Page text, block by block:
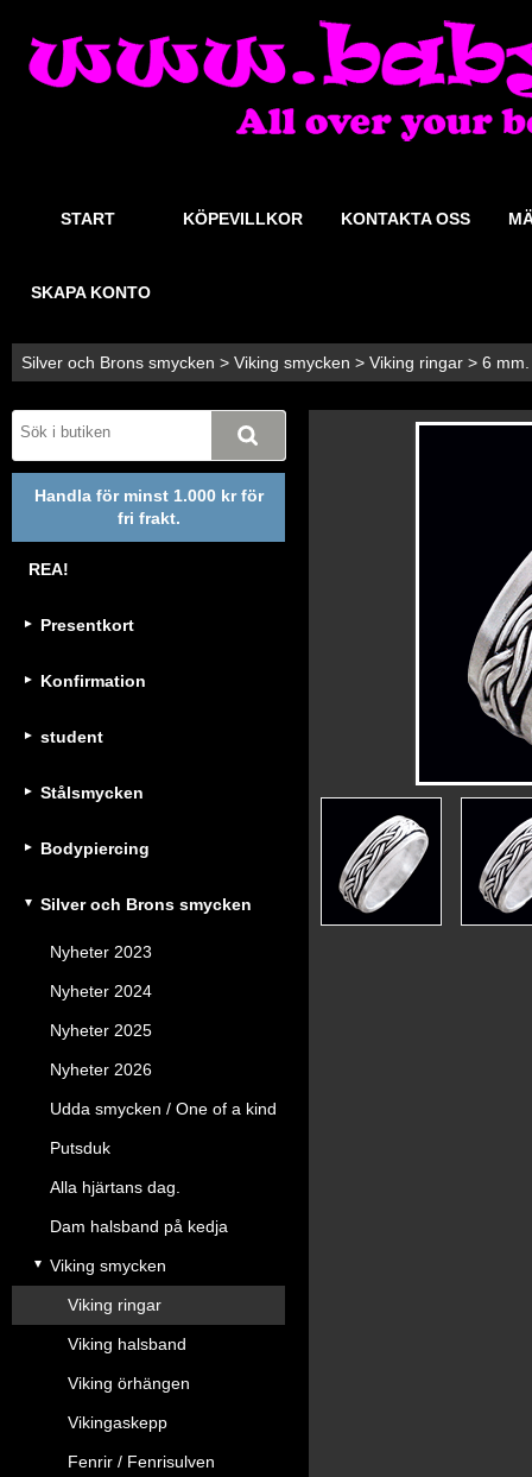
START KÖPEVILLKOR KONTAKTA OSS
SKAPA KONTO
Silver och Brons smycken > Viking smycken > Viking ringar > 6
Handla för minst 1.000 kr för
fri frakt.
REA!
Presentkort
Konfirmation
student
Stålsmycken
Bodypiercing
Silver och Brons smycken
Nyheter 2023
Nyheter 2024
Nyheter 2025
Nyheter 2026
Udda smycken / One of a kind
Putsduk
Alla hjärtans dag.
Dam halsband på kedja
Viking smycken
Viking ringar
Viking halsband
Viking örhängen
Vikingaskepp
Fenrir / Fenrisulven